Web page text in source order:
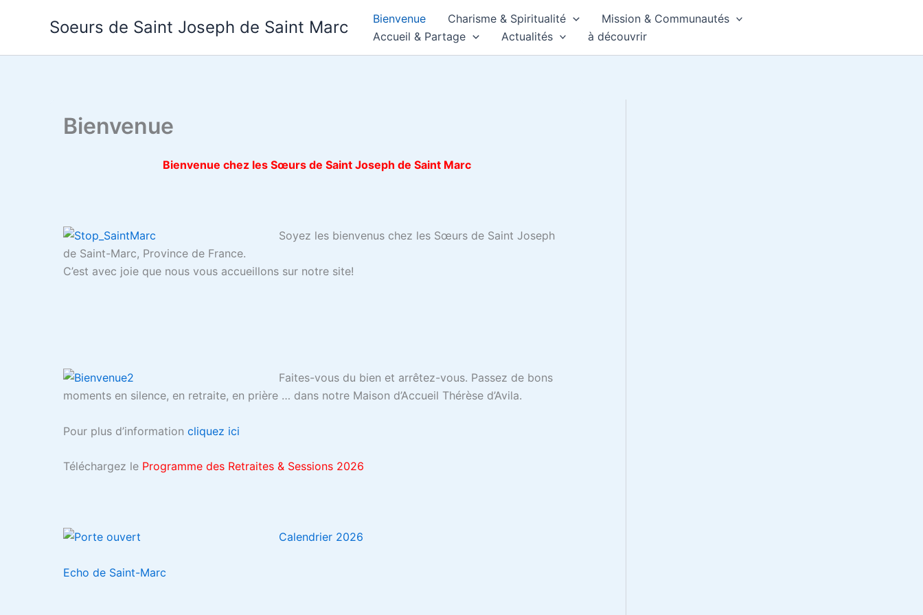
Soeurs de Saint Joseph de Saint Marc Bienvenue Charisme & Spiritualité
Mission & Communautés
Accueil & Partage
Actualités à découvrir
Bienvenue
Bienvenue chez les Sœurs de Saint Joseph de Saint Marc
Soyez les bienvenus chez les Sœurs de Saint Joseph
de Saint-Marc, Province de France.
C’est avec joie que nous vous accueillons sur notre site!
Faites-vous du bien et arrêtez-vous. Passez de bons
moments en silence, en retraite, en prière … dans notre Maison d’Accueil Thérèse d’Avila.
Pour plus d’information cliquez ici
Téléchargez le Programme des Retraites & Sessions 2026
Calendrier 2026
Echo de Saint-Marc